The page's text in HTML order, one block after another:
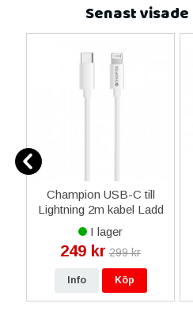
Senast
Champion USB-C till
Lightning 2m kabel Ladd
& Synk- Vit
I lager
249 kr 299 kr
Info Köp